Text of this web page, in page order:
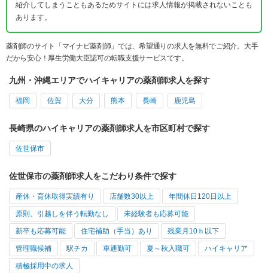
紹介してしまうこともあるためサイトには求人情報が掲載されないことも
あります。
薬剤師のサイト「マイナビ薬剤師」では、希望通りの求人を無料でご紹介。大手
だから安心！厚生労働大臣認可の転職支援サービスです。
九州・沖縄エリアでハイキャリアの薬剤師求人を探す
福岡 佐賀 大分 熊本 長崎 鹿児島
長崎県のハイキャリアの薬剤師求人を市区町村で探す
佐世保市
佐世保市の薬剤師求人をこだわり条件で探す
産休・育休取得実績有り 店舗数30以上 年間休日120日以上
原則、引越しを伴う転勤なし 未経験者も応募可能
新卒も応募可能 住宅補助（手当）あり 残業月10ｈ以下
管理職候補 駅チカ 車通勤可 夏～秋入職可 ハイキャリア
積極採用中の求人